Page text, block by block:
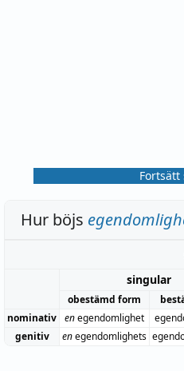
Fortsätt
Hur böjs
singular
obestämd form
nominativ enegendomlighet
genitiv
enegendomlighets